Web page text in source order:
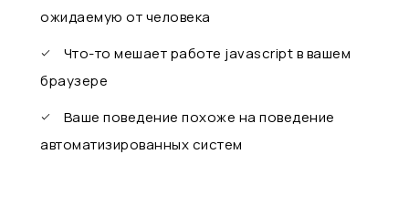
ожидаемую от человека
Что-то мешает работе javascript в вашем
браузере
Ваше поведение похоже на поведение
автоматизированных систем